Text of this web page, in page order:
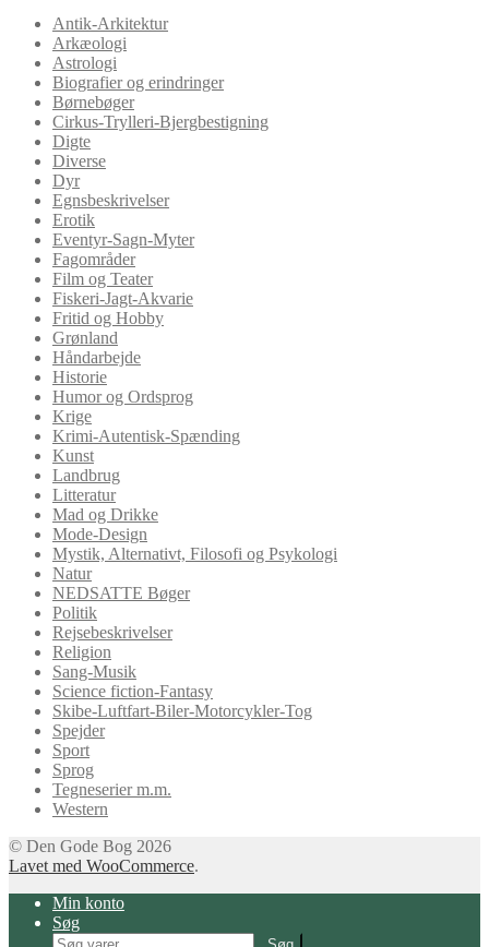
Antik-Arkitektur
Arkæologi
Astrologi
Biografier og erindringer
Børnebøger
Cirkus-Trylleri-Bjergbestigning
Digte
Diverse
Dyr
Egnsbeskrivelser
Erotik
Eventyr-Sagn-Myter
Fagområder
Film og Teater
Fiskeri-Jagt-Akvarie
Fritid og Hobby
Grønland
Håndarbejde
Historie
Humor og Ordsprog
Krige
Krimi-Autentisk-Spænding
Kunst
Landbrug
Litteratur
Mad og Drikke
Mode-Design
Mystik, Alternativt, Filosofi og Psykologi
Natur
NEDSATTE Bøger
Politik
Rejsebeskrivelser
Religion
Sang-Musik
Science fiction-Fantasy
Skibe-Luftfart-Biler-Motorcykler-Tog
Spejder
Sport
Sprog
Tegneserier m.m.
Western
© Den Gode Bog 2026
Lavet med WooCommerce.
Min konto
Søg
Søg